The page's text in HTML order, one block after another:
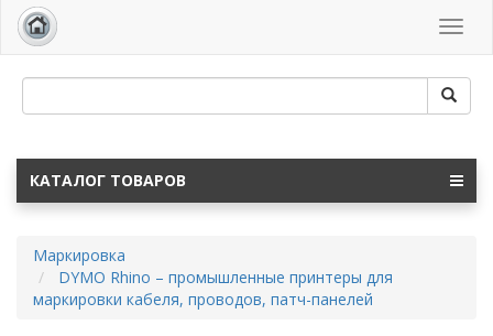
КАТАЛОГ ТОВАРОВ
Маркировка
DYMO Rhino – промышленные принтеры для
маркировки кабеля, проводов, патч-панелей